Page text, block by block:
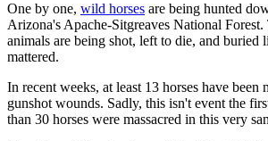
One by one, wild horses are being hunted
Arizona's Apache-Sitgreaves National Forest.
animals are being shot, left to die, and buried
mattered.
In recent weeks, at least 13 horses have
gunshot wounds. Sadly, this isn't event the
than 30 horses were massacred in this very